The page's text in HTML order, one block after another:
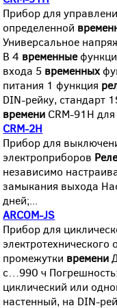
Прибор для
определенной
Универсальное
В 4 временные
входа 5 временных
питания 1 функция
DIN-рейку, стандарт
времени CRM-91H
CRM-2H
Прибор для
электроприборов
независимо
замыкания выхода
дней;...
ARCOM-JS
Прибор для
промежутки времени
с…990 ч
циклический или
настенный, на DIN-